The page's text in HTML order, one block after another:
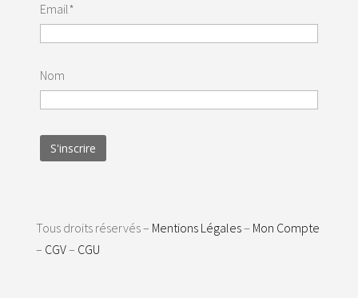
Email*
Nom
Tous droits réservés – Mentions Légales– Mon Compte
– CGV– CGU